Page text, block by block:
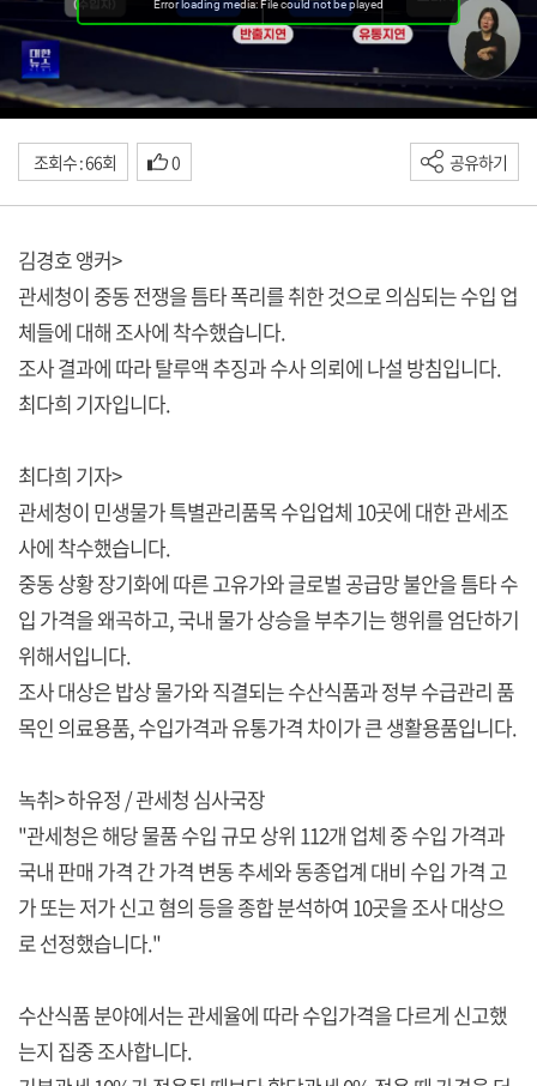
조회수 : 66회 0 공유하기
김경호 앵커>
관세청이 중동 전쟁을 틈타 폭리를 취한 것으로 의심되는 수입 업
체들에 대해 조사에 착수했습니다.
조사 결과에 따라 탈루액 추징과 수사 의뢰에 나설 방침입니다.
최다희 기자입니다.
최다희 기자>
관세청이 민생물가 특별관리품목 수입업체 10곳에 대한 관세조
사에 착수했습니다.
중동 상황 장기화에 따른 고유가와 글로벌 공급망 불안을 틈타 수
입 가격을 왜곡하고, 국내 물가 상승을 부추기는 행위를 엄단하기
위해서입니다.
조사 대상은 밥상 물가와 직결되는 수산식품과 정부 수급관리 품
목인 의료용품, 수입가격과 유통가격 차이가 큰 생활용품입니다.
녹취> 하유정 / 관세청 심사국장
"관세청은 해당 물품 수입 규모 상위 112개 업체 중 수입 가격과
국내 판매 가격 간 가격 변동 추세와 동종업계 대비 수입 가격 고
가 또는 저가 신고 혐의 등을 종합 분석하여 10곳을 조사 대상으
로 선정했습니다."
수산식품 분야에서는 관세율에 따라 수입가격을 다르게 신고했
는지 집중 조사합니다.